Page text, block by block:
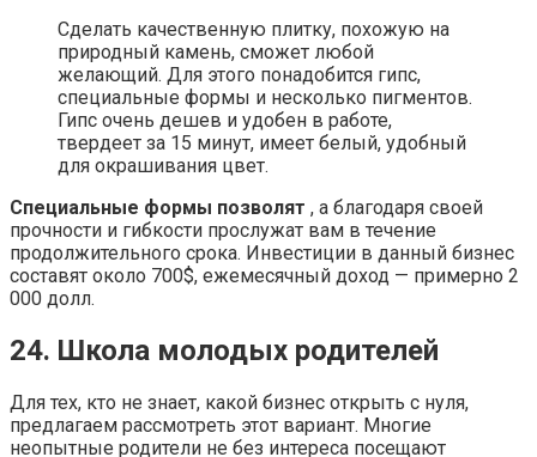
Сделать качественную плитку, похожую на
природный камень, сможет любой
желающий. Для этого понадобится гипс,
специальные формы и несколько пигментов.
Гипс очень дешев и удобен в работе,
твердеет за 15 минут, имеет белый, удобный
для окрашивания цвет.
Специальные формы позволят , а благодаря своей
прочности и гибкости прослужат вам в течение
продолжительного срока. Инвестиции в данный бизнес
составят около 700$, ежемесячный доход — примерно 2
000 долл.
24. Школа молодых родителей
Для тех, кто не знает, какой бизнес открыть с нуля,
предлагаем рассмотреть этот вариант. Многие
неопытные родители не без интереса посещают